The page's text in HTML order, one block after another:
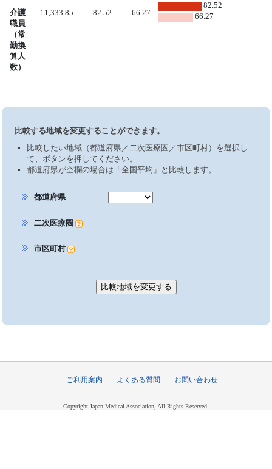
介護
職員
（常
勤換
算人
数）
11,333.85 82.52 66.27
82.52
66.27
比較する地域を変更することができます。
比較したい地域（都道府県／二次医療圏／市区町村）を選択し
て、ボタンを押してください。
都道府県が空欄の場合は「全国平均」と比較します。
都道府県
二次医療圏
市区町村
ご利用案内 よくある質問 お問い合わせ
Copyright Japan Medical Association, All Rights Reserved.